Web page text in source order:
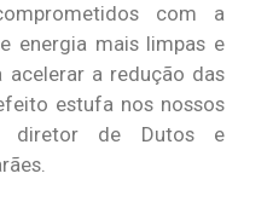
com a
energia mais limpas e
a redução das
estufa nos nossos
diretor de Dutos e